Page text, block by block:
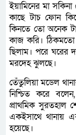
ইয়ামিনের মা
কাছে টাচ ফোন
কিনতে তো অনেক
কাজ করি। ঠিকমতো
ছিলাম। পরে ঘরের
মরদেহ ঝুলছে।
তেঁতুলিয়া মডেল
নিশ্চিত করে
প্রাথমিক সুরতহাল
একইসাথে থানায়
হয়েছে।